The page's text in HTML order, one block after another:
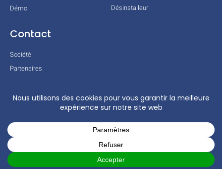
Démo
Désinstalleur
Contact
Société
Partenaires
Mentions légales
Conditions générales
Actualités
COPYRIGHT © 2026 TOUS DROITS RÉSERVÉS – COGILOG – 3 RUE DES
CHARRONS 31700 BLAGNAC